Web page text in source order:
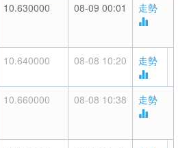
10.630000 08-09 00:01 走勢
10.640000 08-08 10:20 走勢
10.660000 08-08 10:38 走勢